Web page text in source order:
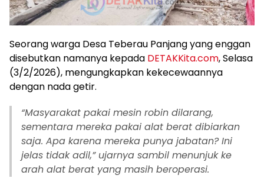
Seorang warga Desa Teberau Panjang yang enggan
disebutkan namanya kepada DETAKKita.com, Selasa
(3/2/2026), mengungkapkan kekecewaannya
dengan nada getir.
“Masyarakat pakai mesin robin dilarang,
sementara mereka pakai alat berat dibiarkan
saja. Apa karena mereka punya jabatan? Ini
jelas tidak adil,” ujarnya sambil menunjuk ke
arah alat berat yang masih beroperasi.